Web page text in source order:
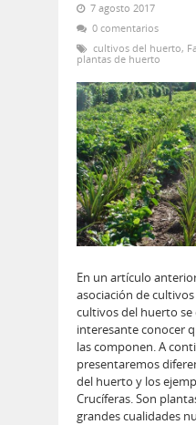
7 agosto 2017
0 comentarios
cultivos del huerto,
plantas de huerto
En un artículo
asociación de
cultivos del huerto se
interesante conocer
las componen. A
presentaremos
del huerto y los
Crucíferas. Son
grandes cualidades